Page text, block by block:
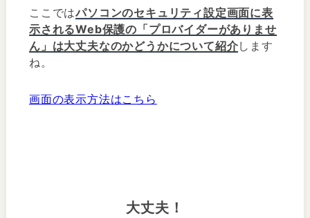
ここではパソコンのセキュリティ設定画面に表
示されるWeb保護の「プロバイダーがありませ
ん」は大丈夫なのかどうかについて紹介します
ね。
画面の表示方法はこちら
大丈夫！